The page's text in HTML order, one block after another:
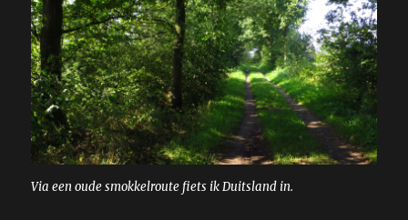
Via een oude smokkelroute fiets ik Duitsland in.